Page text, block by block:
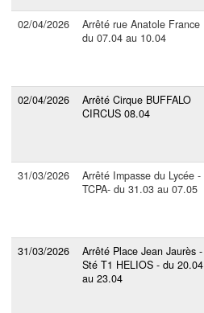
02/04/2026
Arrêté rue Anatole France
du 07.04 au 10.04
02/04/2026
Arrêté Cirque BUFFALO
CIRCUS 08.04
31/03/2026
Arrêté Impasse du Lycée -
TCPA- du 31.03 au 07.05
31/03/2026
Arrêté Place Jean Jaurès -
Sté T1 HELIOS - du 20.04
au 23.04